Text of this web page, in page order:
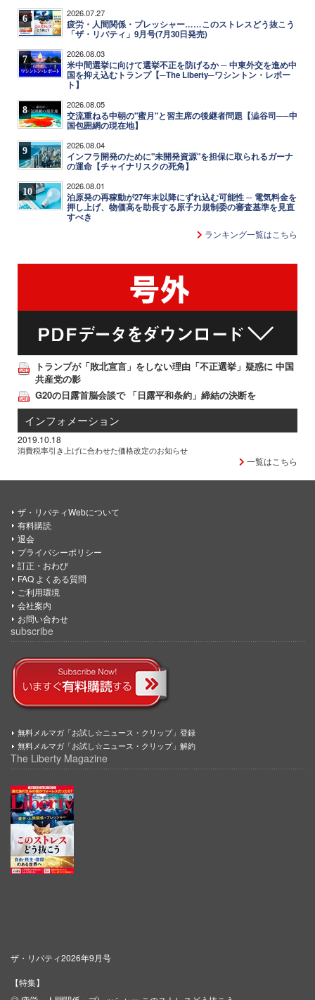
6 2026.07.27
疲労・人間関係・プレッシャー……このストレスどう抜こう
「ザ・リバティ」9月号(7月30日発売)
7 2026.08.03
米中間選挙に向けて選挙不正を防げるか ─ 中東外交を進め中
国を抑え込むトランプ【─The Liberty─ワシントン・レポー
ト】
8 2026.08.05
交流重ねる中朝の"蜜月"と習主席の後継者問題【澁谷司──中
国包囲網の現在地】
9 2026.08.04
インフラ開発のために"未開発資源"を担保に取られるガーナ
の運命【チャイナリスクの死角】
10 2026.08.01
泊原発の再稼動が27年末以降にずれ込む可能性 ─ 電気料金を
押し上げ、物価高を助長する原子力規制委の審査基準を見直
すべき
ランキング一覧はこちら
トランプが「敗北宣言」をしない理由「不正選挙」疑惑に 中国
共産党の影
G20の日露首脳会談で 「日露平和条約」締結の決断を
インフォメーション
2019.10.18
消費税率引き上げに合わせた価格改定のお知らせ
一覧はこちら
ザ・リバティWebについて
有料購読
退会
プライバシーポリシー
訂正・おわび
FAQ よくある質問
ご利用環境
会社案内
お問い合わせ
subscribe
無料メルマガ「お試し☆ニュース・クリップ」登録
無料メルマガ「お試し☆ニュース・クリップ」解約
The Liberty Magazine
ザ・リバティ2026年9月号
【特集】